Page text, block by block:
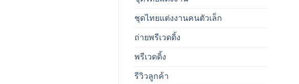
ชุดไทยแต่งงานคนตัวเล็ก
ถ่ายพรีเวดดิ้ง
พรีเวดดิ้ง
รีวิวลูกค้า